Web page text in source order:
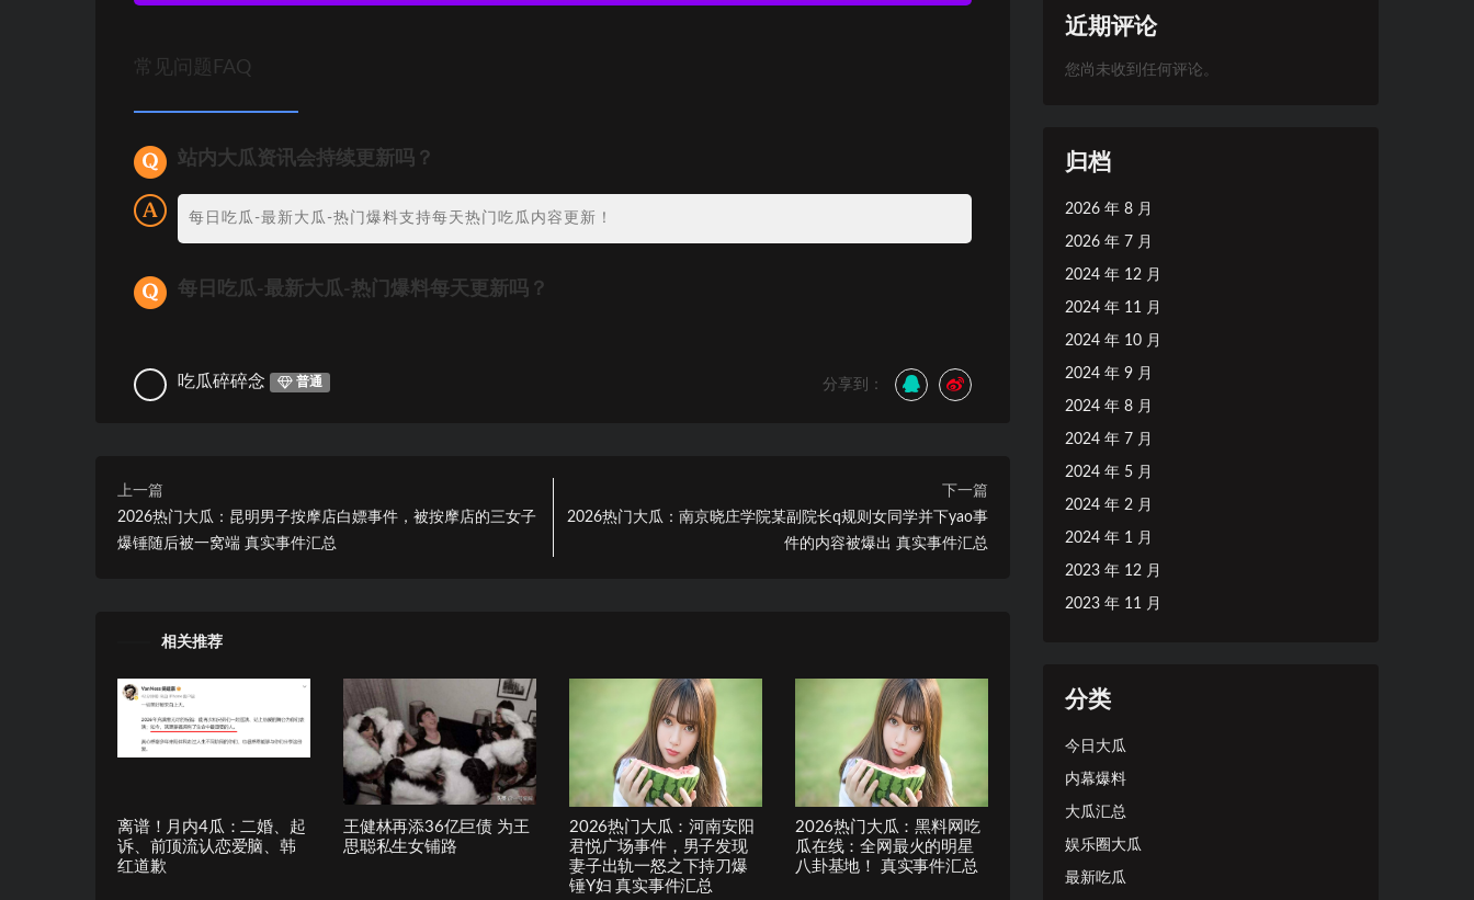
常见问题FAQ
站内大瓜资讯会持续更新吗？
每日吃瓜-最新大瓜-热门爆料支持每天热门吃瓜内容更新！
每日吃瓜-最新大瓜-热门爆料每天更新吗？
吃瓜碎碎念 普通 分享到：
上一篇
2026热门大瓜：昆明男子按摩店白嫖事件，被按摩店的三女子
爆锤随后被一窝端 真实事件汇总
下一篇
2026热门大瓜：南京晓庄学院某副院长q规则女同学并下yao事
件的内容被爆出 真实事件汇总
相关推荐
离谱！月内4瓜：二婚、起
诉、前顶流认恋爱脑、韩
红道歉
王健林再添36亿巨债 为王
思聪私生女铺路
2026热门大瓜：河南安阳
君悦广场事件，男子发现
妻子出轨一怒之下持刀爆
锤Y妇 真实事件汇总
2026热门大瓜：黑料网吃
瓜在线：全网最火的明星
八卦基地！ 真实事件汇总
近期评论
您尚未收到任何评论。
归档
2026 年 8 月
2026 年 7 月
2024 年 12 月
2024 年 11 月
2024 年 10 月
2024 年 9 月
2024 年 8 月
2024 年 7 月
2024 年 5 月
2024 年 2 月
2024 年 1 月
2023 年 12 月
2023 年 11 月
分类
今日大瓜
内幕爆料
大瓜汇总
娱乐圈大瓜
最新吃瓜